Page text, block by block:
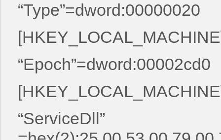
“Type”=dword:00000020
“Epoch”=dword:00002cd0
“ServiceDll”